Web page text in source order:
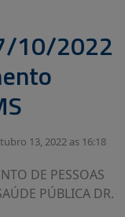
10/2022
13, 2022 as 16:18
DE PESSOAS
PÚBLICA DR.